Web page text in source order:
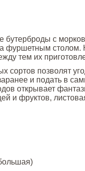
бутерброды с
фуршетным столом.
тем их
сортов позволят
и подать в
открывает
и фруктов,